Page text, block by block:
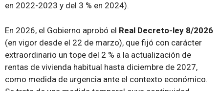
en 2022-2023 y del 3 % en 2024).
En 2026, el Gobierno aprobó el Real Decreto-ley 8/2026
(en vigor desde el 22 de marzo), que fijó con carácter
extraordinario un tope del 2 % a la actualización de
rentas de vivienda habitual hasta diciembre de 2027,
como medida de urgencia ante el contexto económico.